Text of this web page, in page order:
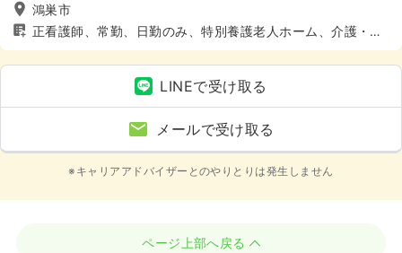
鴻巣市
正看護師、常勤、日勤のみ、特別養護老人ホーム、介護・福
祉系、4週8休以上
LINEで受け取る
メールで受け取る
※キャリアアドバイザーとのやりとりは発生しません
ページ上部へ戻る